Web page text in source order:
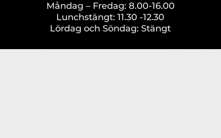
Måndag – Fredag: 8.00-16.00
Lunchstängt: 11.30 -12.30
Lördag och Söndag: Stängt